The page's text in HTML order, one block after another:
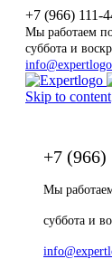
+7 (966) 111-
Мы работаем
суббота и
Skip to content
+7 (966)
Мы
суббота и